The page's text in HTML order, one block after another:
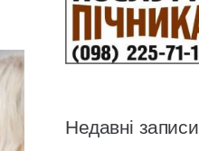
Недавні записи